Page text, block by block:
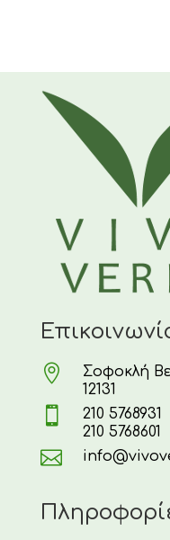

Σοφοκλή
12131

210 5768931
210 5768601
